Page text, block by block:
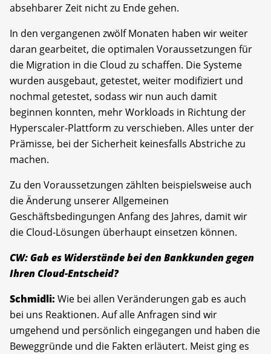
absehbarer Zeit nicht zu Ende gehen.
In den vergangenen zwölf Monaten haben wir weiter
daran gearbeitet, die optimalen Voraussetzungen für
die Migration in die Cloud zu schaffen. Die Systeme
wurden ausgebaut, getestet, weiter modifiziert und
nochmal getestet, sodass wir nun auch damit
beginnen konnten, mehr Workloads in Richtung der
Hyperscaler-Plattform zu verschieben. Alles unter der
Prämisse, bei der Sicherheit keinesfalls Abstriche zu
machen.
Zu den Voraussetzungen zählten beispielsweise auch
die Änderung unserer Allgemeinen
Geschäftsbedingungen Anfang des Jahres, damit wir
die Cloud-Lösungen überhaupt einsetzen können.
CW: Gab es Widerstände bei den Bankkunden gegen
Ihren Cloud-Entscheid?
Schmidli: Wie bei allen Veränderungen gab es auch
bei uns Reaktionen. Auf alle Anfragen sind wir
umgehend und persönlich eingegangen und haben die
Beweggründe und die Fakten erläutert. Meist ging es